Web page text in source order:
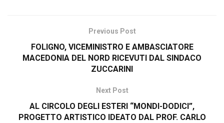
Previous Post
FOLIGNO, VICEMINISTRO E AMBASCIATORE
MACEDONIA DEL NORD RICEVUTI DAL SINDACO
ZUCCARINI
Next Post
AL CIRCOLO DEGLI ESTERI “MONDI-DODICI”,
PROGETTO ARTISTICO IDEATO DAL PROF. CARLO